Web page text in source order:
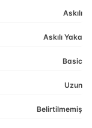
Askılı
Askılı Yaka
Basic
Uzun
Belirtilmemiş